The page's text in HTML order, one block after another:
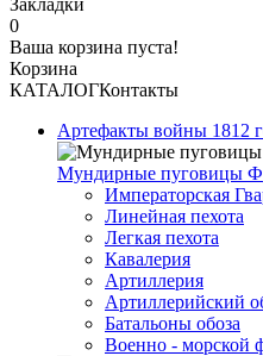
Закладки
0
Ваша корзина пуста!
Корзина
КАТАЛОГКонтакты
Артефакты войны 1812
Мундирные пуговицы
Императорская
Линейная пехота
Легкая пехота
Кавалерия
Артиллерия
Артиллерийский
Батальоны обоза
Военно - морской